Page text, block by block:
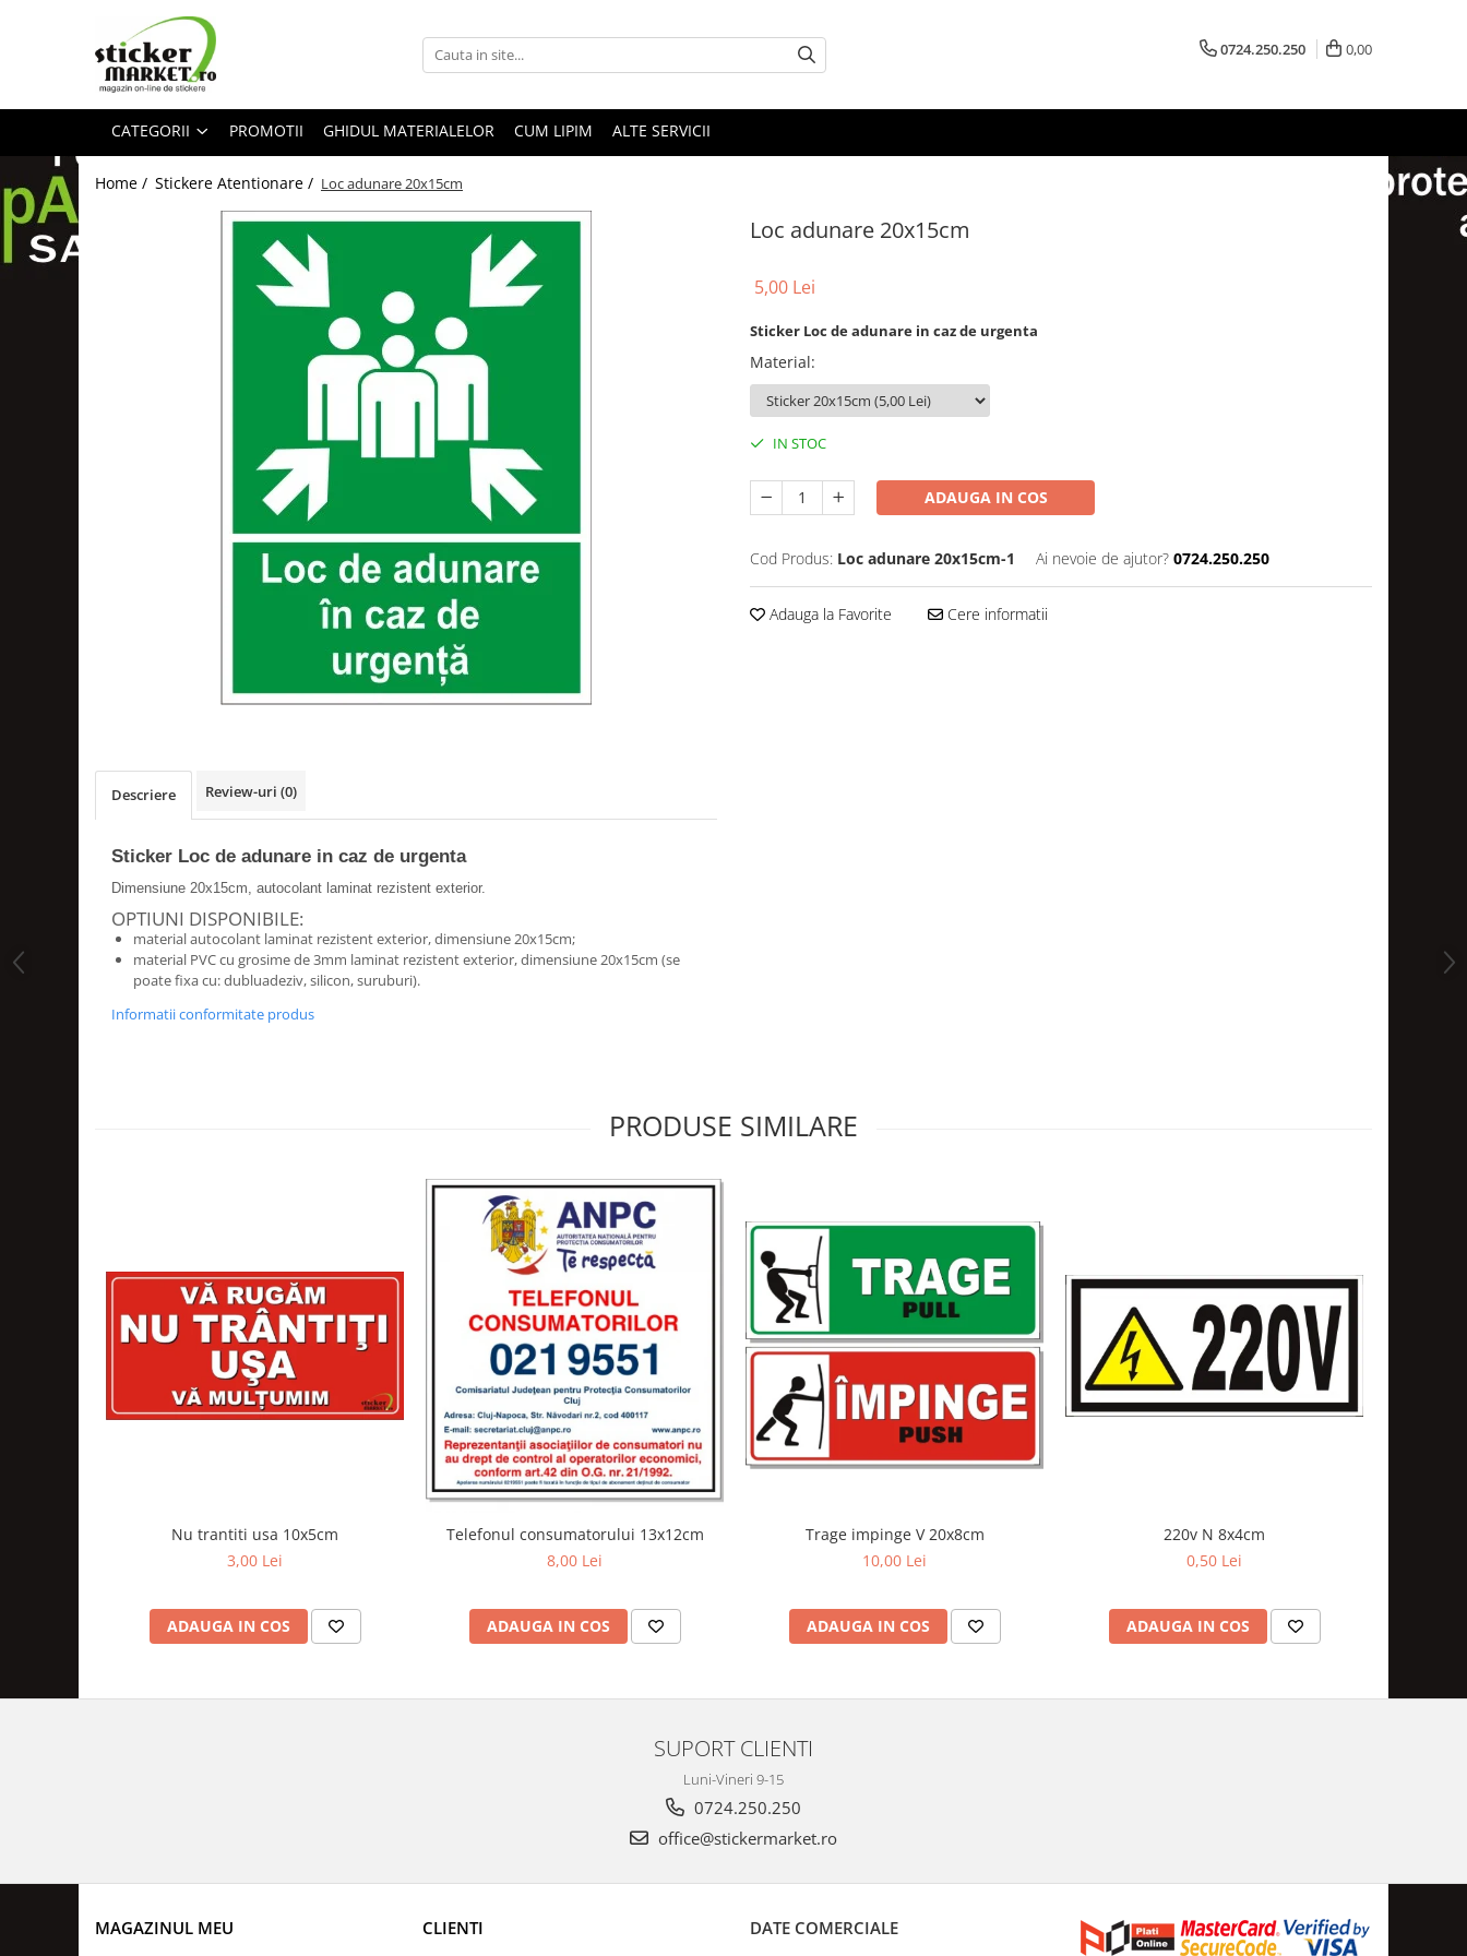
Categorii
Bannere
Placute
Stickere
Stickere Atentionare
Stickere PSI
0724.250.250 0,00
CATEGORII PROMOTII GHIDUL MATERIALELOR CUM LIPIM ALTE SERVICII
Home / Stickere Atentionare / Loc adunare 20x15cm
Loc adunare 20x15cm
5,00 Lei
Sticker Loc de adunare in caz de urgenta
Material:
IN STOC
ADAUGA IN COS
Cod Produs: Loc adunare 20x15cm-1 Ai nevoie de ajutor? 0724.250.250
Adauga la Favorite Cere informatii
Descriere Review-uri (0)
Sticker Loc de adunare in caz de urgenta
Dimensiune 20x15cm, autocolant laminat rezistent exterior.
OPTIUNI DISPONIBILE:
material autocolant laminat rezistent exterior, dimensiune 20x15cm;
material PVC cu grosime de 3mm laminat rezistent exterior, dimensiune 20x15cm (se
poate fixa cu: dubluadeziv, silicon, suruburi).
Informatii conformitate produs
PRODUSE SIMILARE
Nu trantiti usa 10x5cm
3,00 Lei
ADAUGA IN COS
Telefonul consumatorului 13x12cm
8,00 Lei
ADAUGA IN COS
Trage impinge V 20x8cm
10,00 Lei
ADAUGA IN COS
220v N 8x4cm
0,50 Lei
ADAUGA IN COS
SUPORT CLIENTI
Luni-Vineri 9-15
0724.250.250
office@stickermarket.ro
MAGAZINUL MEU CLIENTI DATE COMERCIALE